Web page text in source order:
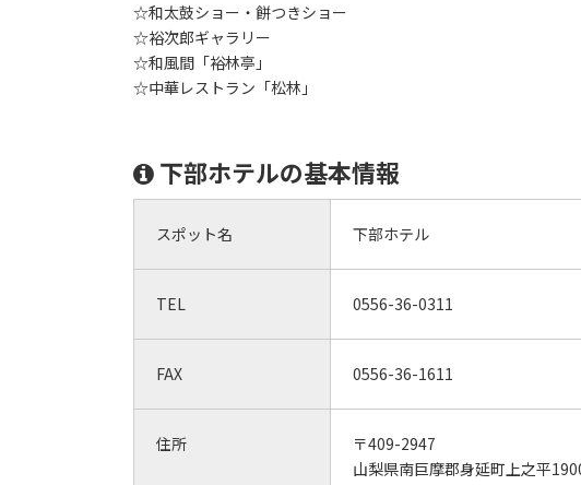
☆和太鼓ショー・餅つきショー
☆裕次郎ギャラリー
☆和風間「裕林亭」
☆中華レストラン「松林」
下部ホテルの基本情報
スポット名 下部ホテル
TEL 0556-36-0311
FAX 0556-36-1611
住所
〒409-2947
山梨県南巨摩郡身延町上之平